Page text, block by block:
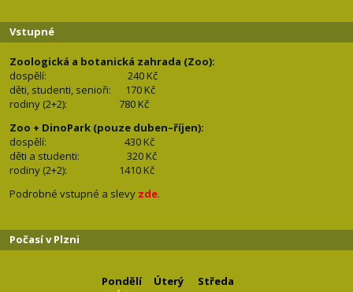
Vstupné
Zoologická a botanická zahrada (Zoo):
dospělí:
240 Kč
děti, studenti, senioři: 170 Kč
rodiny (2+2): 780 Kč
Zoo + DinoPark (pouze duben–říjen):
dospělí: 430 Kč
děti a studenti: 320 Kč
rodiny (2+2): 1410 Kč
Podrobné vstupné a slevy zde.
Počasí v Plzni
Pondělí Úterý Středa